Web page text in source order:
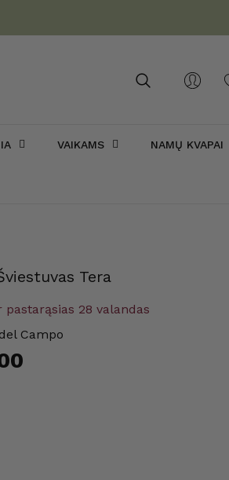
VAIKAMS NAMŲ KVAPAI
Tera
28 valandas
Campo